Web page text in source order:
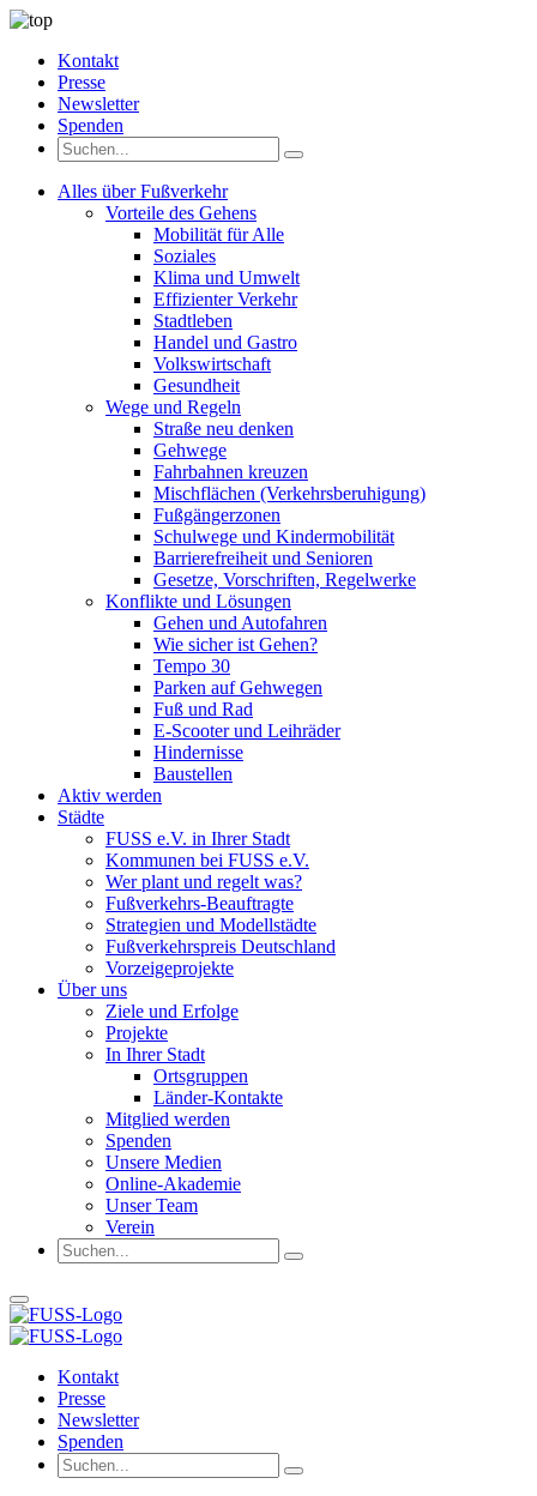
Kontakt
Presse
Newsletter
Spenden
Alles über Fußverkehr
Vorteile des Gehens
Mobilität für Alle
Soziales
Klima und Umwelt
Effizienter Verkehr
Stadtleben
Handel und Gastro
Volkswirtschaft
Gesundheit
Wege und Regeln
Straße neu denken
Gehwege
Fahrbahnen kreuzen
Mischflächen (Verkehrsberuhigung)
Fußgängerzonen
Schulwege und Kindermobilität
Barrierefreiheit und Senioren
Gesetze, Vorschriften, Regelwerke
Konflikte und Lösungen
Gehen und Autofahren
Wie sicher ist Gehen?
Tempo 30
Parken auf Gehwegen
Fuß und Rad
E-Scooter und Leihräder
Hindernisse
Baustellen
Aktiv werden
Städte
FUSS e.V. in Ihrer Stadt
Kommunen bei FUSS e.V.
Wer plant und regelt was?
Fußverkehrs-Beauftragte
Strategien und Modellstädte
Fußverkehrspreis Deutschland
Vorzeigeprojekte
Über uns
Ziele und Erfolge
Projekte
In Ihrer Stadt
Ortsgruppen
Länder-Kontakte
Mitglied werden
Spenden
Unsere Medien
Online-Akademie
Unser Team
Verein
Kontakt
Presse
Newsletter
Spenden